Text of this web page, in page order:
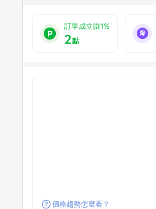
訂單成立賺1%
2點
價格趨勢怎麼看？